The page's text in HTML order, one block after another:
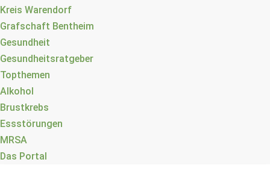
Kreis Warendorf
Grafschaft Bentheim
Gesundheit
Gesundheitsratgeber
Topthemen
Alkohol
Brustkrebs
Essstörungen
MRSA
Das Portal